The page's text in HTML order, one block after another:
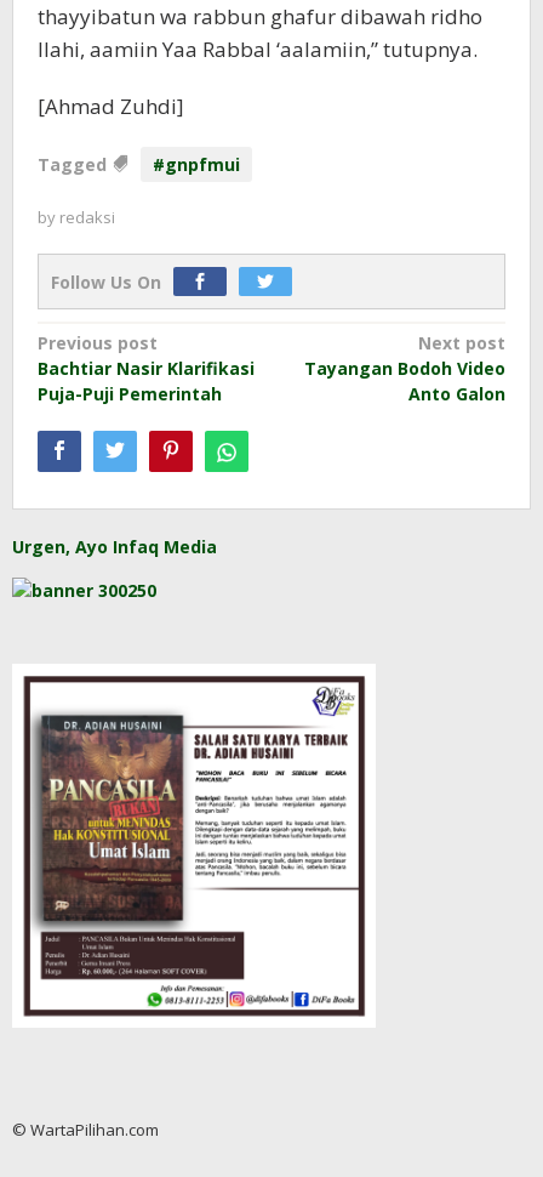
thayyibatun wa rabbun ghafur dibawah ridho
Ilahi, aamiin Yaa Rabbal ‘aalamiin,” tutupnya.
[Ahmad Zuhdi]
Tagged #gnpfmui
by redaksi
Follow Us On
Post
navigation
Previous post
Bachtiar Nasir Klarifikasi
Puja-Puji Pemerintah
Next post
Tayangan Bodoh Video
Anto Galon
Urgen, Ayo Infaq Media
© WartaPilihan.com